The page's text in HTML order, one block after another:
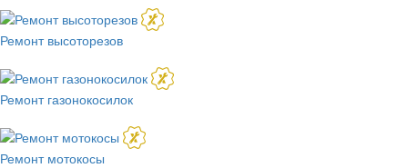
Ремонт высоторезов
Ремонт газонокосилок
Ремонт мотокосы